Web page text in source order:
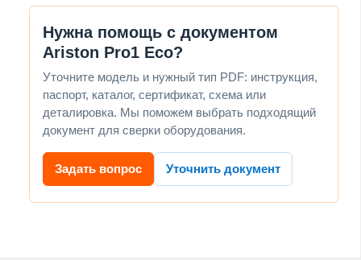
Нужна помощь с документом
Ariston Pro1 Eco?
Уточните модель и нужный тип PDF: инструкция,
паспорт, каталог, сертификат, схема или
деталировка. Мы поможем выбрать подходящий
документ для сверки оборудования.
Задать вопрос Уточнить документ